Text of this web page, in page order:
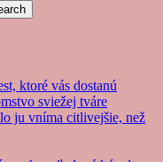
ktoré vás dostanú
sviežej tváre
ju vníma citlivejšie, než